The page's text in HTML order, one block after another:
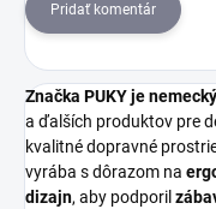
Pridať komentár
Značka PUKY je
a ďalších produktov pre
kvalitné dopravné
vyrába s dôrazom na
dizajn, aby podporil